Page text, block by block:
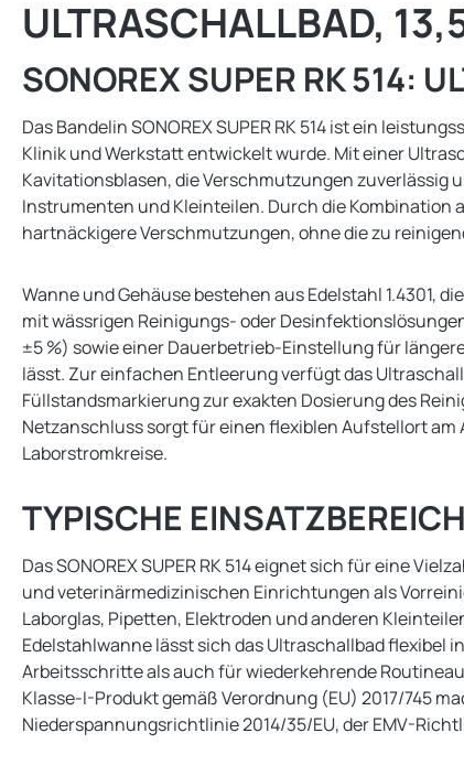
ULTRASCHALLBAD,
SONOREX SUPER RK 514:
Das Bandelin SONOREX SUPER RK 514 ist ein
Klinik und Werkstatt entwickelt wurde. Mit einer
Kavitationsblasen, die Verschmutzungen zuverlässig
Instrumenten und Kleinteilen. Durch die Kombination
hartnäckigere Verschmutzungen, ohne die zu
Wanne und Gehäuse bestehen aus Edelstahl 1.4301,
mit wässrigen Reinigungs- oder
±5 %) sowie einer Dauerbetrieb-Einstellung für
lässt. Zur einfachen Entleerung verfügt das
Füllstandsmarkierung zur exakten Dosierung des
Netzanschluss sorgt für einen flexiblen Aufstellort am
Laborstromkreise.
TYPISCHE
Das SONOREX SUPER RK 514 eignet sich für eine
und veterinärmedizinischen Einrichtungen als
Laborglas, Pipetten, Elektroden und anderen
Edelstahlwanne lässt sich das Ultraschallbad flexibel
Arbeitsschritte als auch für wiederkehrende
Klasse-I-Produkt gemäß Verordnung (EU) 2017/745
Niederspannungsrichtlinie 2014/35/EU, der EMV-